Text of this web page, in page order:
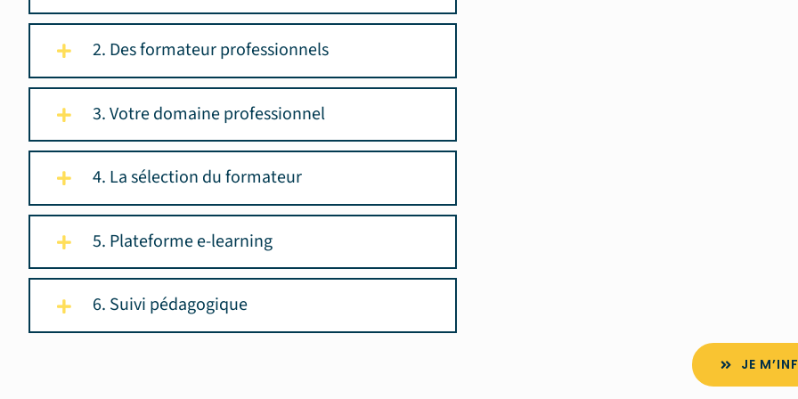
2. Des formateur professionnels
3. Votre domaine professionnel
4. La sélection du formateur
5. Plateforme e-learning
6. Suivi pédagogique
JE